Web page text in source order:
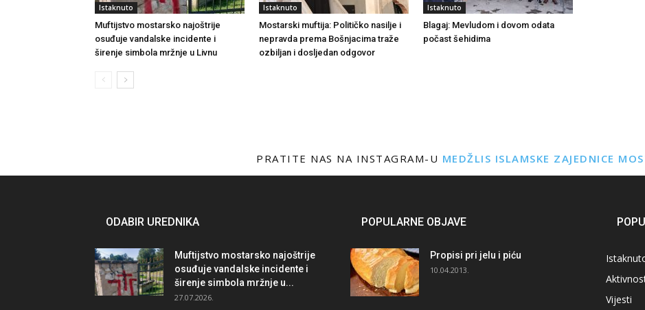
Istaknuto
Muftijstvo mostarsko najoštrije
osuđuje vandalske incidente i
širenje simbola mržnje u Livnu
Istaknuto
Mostarski muftija: Političko nasilje i
nepravda prema Bošnjacima traže
ozbiljan i dosljedan odgovor
Istaknuto
Blagaj: Mevludom i dovom odata
počast šehidima
PRATITE NAS NA INSTAGRAM-U MEDŽLIS ISLAMSKE ZAJEDNICE
ODABIR UREDNIKA
Muftijstvo mostarsko najoštrije
osuđuje vandalske incidente i
širenje simbola mržnje u...
27.07.2026.
POPULARNE OBJAVE
Propisi pri jelu i piću
10.04.2013.
Vijesti